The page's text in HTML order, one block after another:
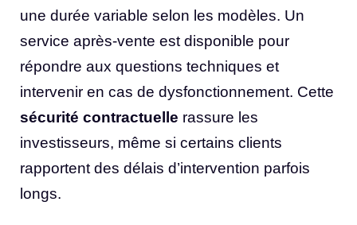
une durée variable selon les modèles. Un
service après-vente est disponible pour
répondre aux questions techniques et
intervenir en cas de dysfonctionnement. Cette
sécurité contractuelle rassure les
investisseurs, même si certains clients
rapportent des délais d’intervention parfois
longs.